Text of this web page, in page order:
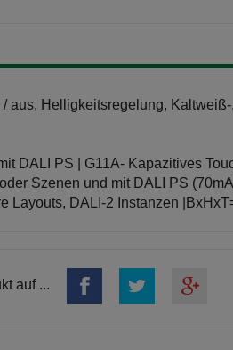
/ aus, Helligkeitsregelung,
DALI PS | G11A- Kapazitives
Szenen und mit DALI PS
Layouts, DALI-2 Instanzen
auf ...